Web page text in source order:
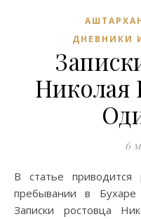
ДНЕВНИКИ
Николая
6
В статье приводится рассказ ростовского купца о
пребывании в
Записки ростовца